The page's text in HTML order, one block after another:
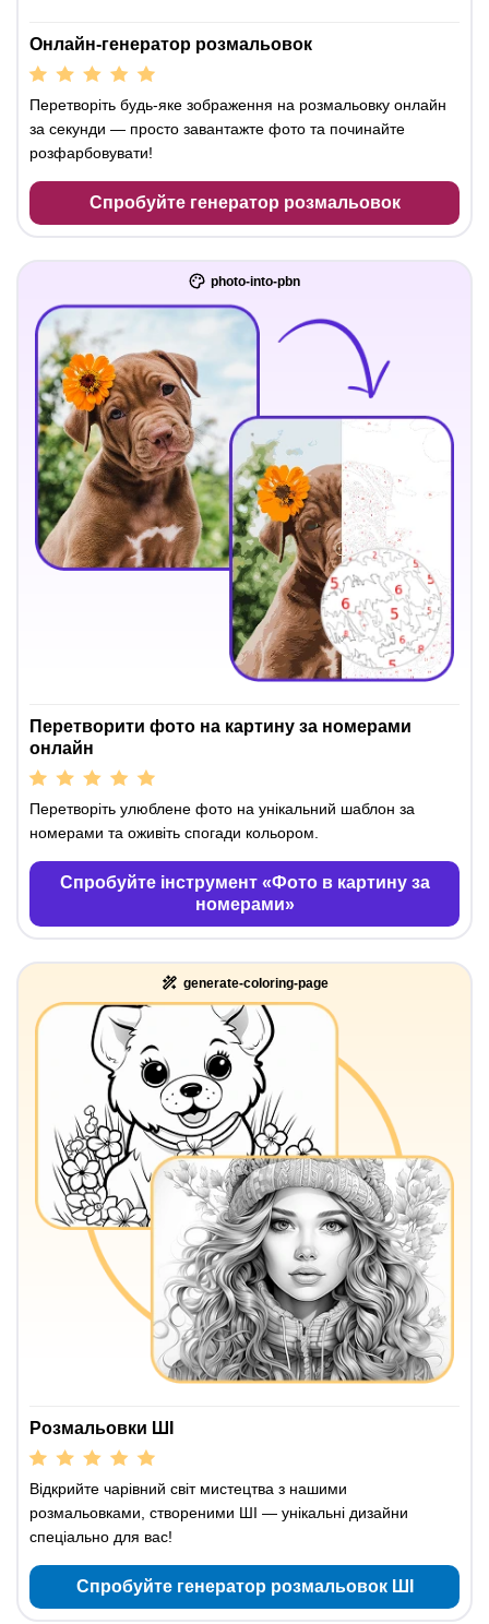
Онлайн-генератор розмальовок
Перетворіть будь-яке зображення на розмальовку онлайн
за секунди — просто завантажте фото та починайте
розфарбовувати!
Спробуйте генератор розмальовок
photo-into-pbn
Перетворити фото на картину за номерами
онлайн
Перетворіть улюблене фото на унікальний шаблон за
номерами та оживіть спогади кольором.
Спробуйте інструмент «Фото в картину за
номерами»
generate-coloring-page
Розмальовки ШІ
Відкрийте чарівний світ мистецтва з нашими
розмальовками, створеними ШІ — унікальні дизайни
спеціально для вас!
Спробуйте генератор розмальовок ШІ